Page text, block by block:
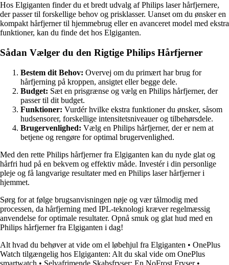
Hos Elgiganten finder du et bredt udvalg af Philips laser hårfjernere,
der passer til forskellige behov og prisklasser. Uanset om du ønsker en
kompakt hårfjerner til hjemmebrug eller en avanceret model med ekstra
funktioner, kan du finde det hos Elgiganten.
Sådan Vælger du den Rigtige Philips Hårfjerner
Bestem dit Behov: Overvej om du primært har brug for
hårfjerning på kroppen, ansigtet eller begge dele.
Budget: Sæt en prisgrænse og vælg en Philips hårfjerner, der
passer til dit budget.
Funktioner: Vurdér hvilke ekstra funktioner du ønsker, såsom
hudsensorer, forskellige intensitetsniveauer og tilbehørsdele.
Brugervenlighed: Vælg en Philips hårfjerner, der er nem at
betjene og rengøre for optimal brugervenlighed.
Med den rette Philips hårfjerner fra Elgiganten kan du nyde glat og
hårfri hud på en bekvem og effektiv måde. Investér i din personlige
pleje og få langvarige resultater med en Philips laser hårfjerner i
hjemmet.
Sørg for at følge brugsanvisningen nøje og vær tålmodig med
processen, da hårfjerning med IPL-teknologi kræver regelmæssig
anvendelse for optimale resultater. Opnå smuk og glat hud med en
Philips hårfjerner fra Elgiganten i dag!
Alt hvad du behøver at vide om el løbehjul fra Elgiganten • OnePlus
Watch tilgængelig hos Elgiganten: Alt du skal vide om OnePlus
smartwatch • Selvafrimende Skabsfryser: En NoFrost Fryser•